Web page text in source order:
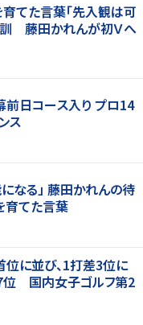
育てた言葉「先入観は可
藤田かれんが初Ｖへ
日コース入り プロ14
ス
なる」 藤田かれんの待
育てた言葉
に並び、1打差3位に
位 国内女子ゴルフ第2